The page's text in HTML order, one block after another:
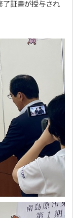
了証書が授与され